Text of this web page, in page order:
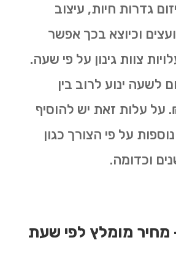
גדרות חיות, עיצוב
וכיוצא בכך אפשר
צוות גינון על פי שעה.
לשעה ינוע לרוב בין
450 ₪. על עלות זאת יש להוסיף
על פי הצורך כגון
וכדומה.
מחיר מומלץ לפי שעת